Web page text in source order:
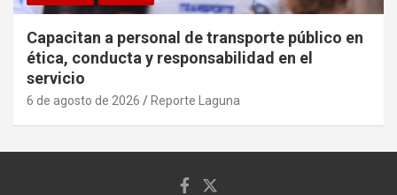
Capacitan a personal de transporte público en
ética, conducta y responsabilidad en el
servicio
6 de agosto de 2026 Reporte Laguna